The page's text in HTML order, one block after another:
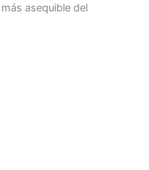
más asequible del